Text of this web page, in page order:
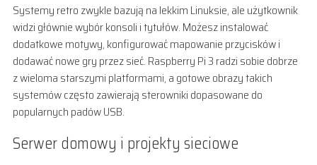
Systemy retro zwykle bazują na lekkim Linuksie, ale użytkownik
widzi głównie wybór konsoli i tytułów. Możesz instalować
dodatkowe motywy, konfigurować mapowanie przycisków i
dodawać nowe gry przez sieć. Raspberry Pi 3 radzi sobie dobrze
z wieloma starszymi platformami, a gotowe obrazy takich
systemów często zawierają sterowniki dopasowane do
popularnych padów USB.
Serwer domowy i projekty sieciowe